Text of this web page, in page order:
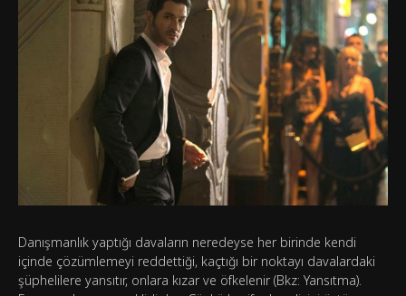
Danışmanlık yaptığı davaların neredeyse her birinde kendi
içinde çözümlemeyi reddettiği, kaçtığı bir noktayı davalardaki
şüphelilere yansıtır, onlara kızar ve öfkelenir (Bkz: Yansıtma).